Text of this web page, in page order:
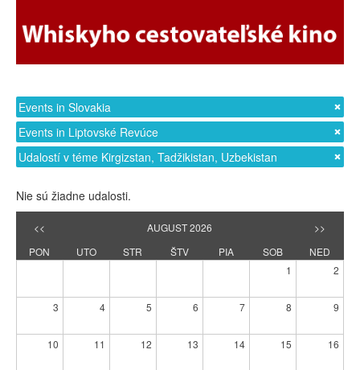
Events in Slovakia
Events in Liptovské Revúce
Udalostí v téme Kirgizstan, Tadžikistan, Uzbekistan
Nie sú žiadne udalosti.
<< AUGUST 2026
>>
PON
UTO STR ŠTV PIA SOB
NED
1
2
3 4 5 6 7 8 9
10 11 12 13 14 15 16